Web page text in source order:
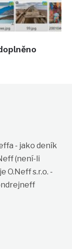
- jako deník
(není-li
O.Neff s.r.o. -